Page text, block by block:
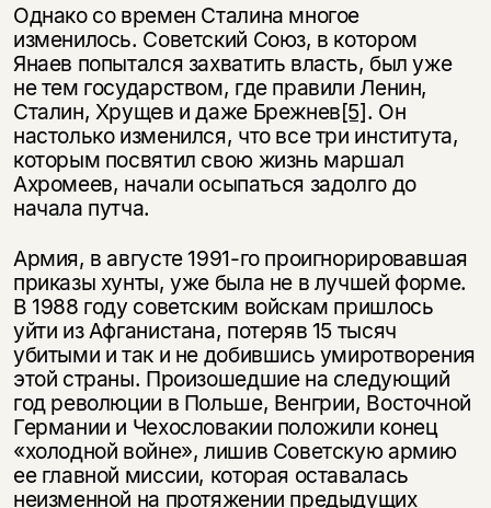
Однако со времен Сталина многое
изменилось. Советский Союз, в котором
Янаев попытался захватить власть, был уже
не тем государством, где правили Ленин,
Сталин, Хрущев и даже Брежнев[5]. Он
настолько изменился, что все три института,
которым посвятил свою жизнь маршал
Ахромеев, начали осыпаться задолго до
начала путча.
Армия, в августе 1991-го проигнорировавшая
приказы хунты, уже была не в лучшей форме.
В 1988 году советским войскам пришлось
уйти из Афганистана, потеряв 15 тысяч
убитыми и так и не добившись умиротворения
этой страны. Произошедшие на следующий
год революции в Польше, Венгрии, Восточной
Германии и Чехословакии положили конец
«холодной войне», лишив Советскую армию
ее главной миссии, которая оставалась
неизменной на протяжении предыдущих